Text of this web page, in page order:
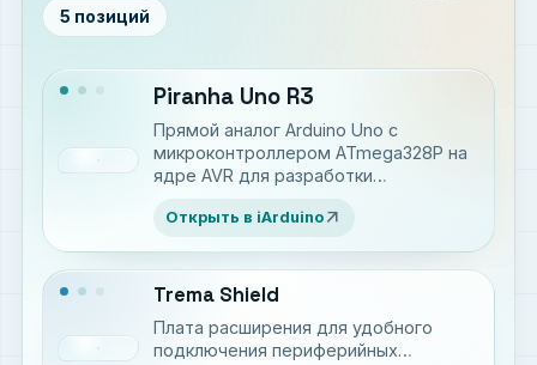
5 позиций
Piranha Uno R3
Прямой аналог Arduino Uno c
микроконтроллером ATmega328P на
ядре AVR для разработки
Открыть в iArduino arrow_outward
Trema Shield
Плата расширения для удобного
подключения периферийных